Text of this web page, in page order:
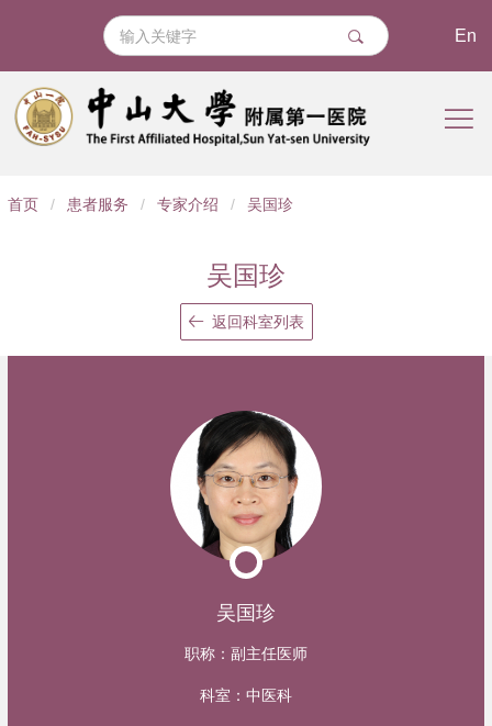
En
导
首页 / 患者服务 / 专家介绍 / 吴国珍
吴国珍
返回科室列表
吴国珍
职称： 副主任医师
科室： 中医科